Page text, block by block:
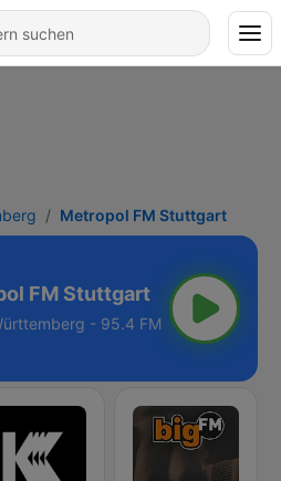
Metropol FM Stuttgart
FM Stuttgart
- 95.4 FM